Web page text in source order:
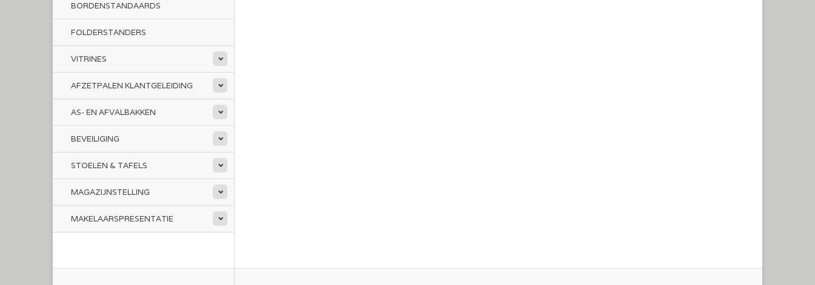
BORDENSTANDAARDS
FOLDERSTANDERS
VITRINES
AFZETPALEN KLANTGELEIDING
AS- EN AFVALBAKKEN
BEVEILIGING
STOELEN & TAFELS
MAGAZIJNSTELLING
MAKELAARSPRESENTATIE